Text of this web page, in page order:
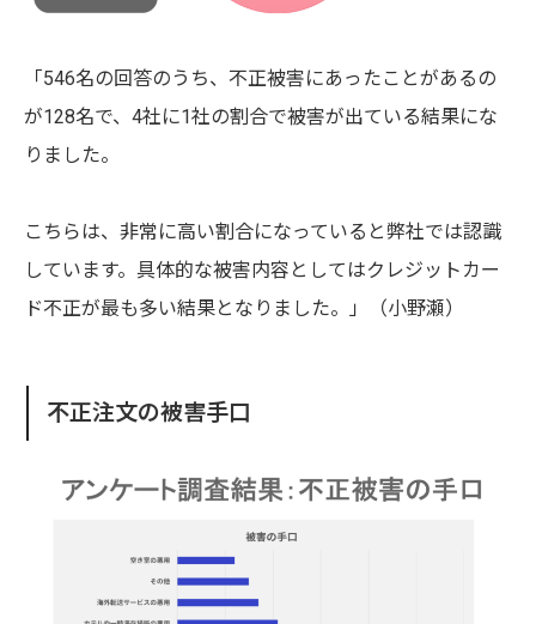
「546名の回答のうち、不正被害にあったことがあるの
が128名で、4社に1社の割合で被害が出ている結果にな
りました。
こちらは、非常に高い割合になっていると弊社では認識
しています。 具体的な被害内容としてはクレジットカー
ド不正が最も多い結果となりました。」（小野瀬）
不正注文の被害手口